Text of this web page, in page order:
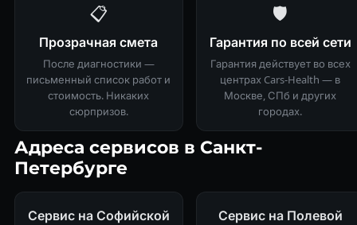
📋
Прозрачная смета
После диагностики —
письменный список работ и
стоимость. Никаких
сюрпризов.
🛡
Гарантия по всей сети
Гарантия действует во всех
центрах Cars-Health — в
Москве, СПб и других
городах.
Адреса сервисов в Санкт-
Петербурге
Сервис на Софийской Сервис на Полевой